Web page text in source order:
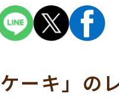
ーキ」 の